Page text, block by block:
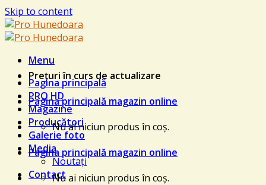
Skip to content
Menu
Pagina principală
PRO HD
Magazine
Producători
Galerie foto
Media
Noutați
Contact
Prețuri în curs de actualizare
Pagina principală magazin online
Nu ai niciun produs în coș.
Pagina principală magazin online
Nu ai niciun produs în coș.